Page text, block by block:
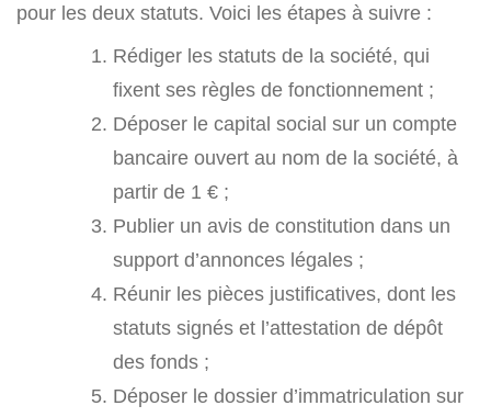
pour les deux statuts. Voici les étapes à suivre :
Rédiger les statuts de la société, qui
fixent ses règles de fonctionnement ;
Déposer le capital social sur un compte
bancaire ouvert au nom de la société, à
partir de 1 € ;
Publier un avis de constitution dans un
support d’annonces légales ;
Réunir les pièces justificatives, dont les
statuts signés et l’attestation de dépôt
des fonds ;
Déposer le dossier d’immatriculation sur